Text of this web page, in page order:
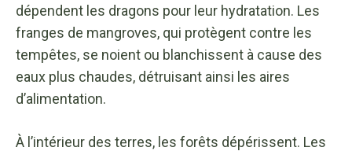
dépendent les dragons pour leur hydratation. Les
franges de mangroves, qui protègent contre les
tempêtes, se noient ou blanchissent à cause des
eaux plus chaudes, détruisant ainsi les aires
d’alimentation.
À l’intérieur des terres, les forêts dépérissent. Les